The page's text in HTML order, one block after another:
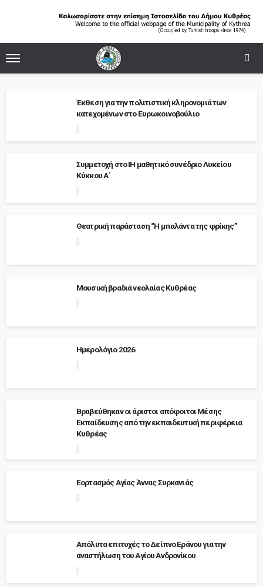
Έκθεση για την πολιτιστική κληρονομιά των
κατεχομένων στο Ευρωκοινοβούλιο
Συμμετοχή στο IH μαθητικό συνέδριο Λυκείου
Κύκκου Α΄
Θεατρική παράσταση “Η μπαλάντα της φρίκης”
Μουσική βραδιά νεολαίας Κυθρέας
Ημερολόγιο 2026
Βραβεύθηκαν οι άριστοι απόφοιτοι Μέσης
Εκπαίδευσης από την εκπαιδευτική περιφέρεια
Κυθρέας
Εορτασμός Αγίας Άννας Συρκανιάς
Απόλυτα επιτυχές το Δείπνο Εράνου για την
αναστήλωση του Αγίου Ανδρονίκου